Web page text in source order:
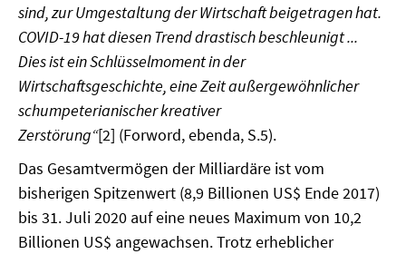
SOMMERSCHULE 2022
SOMMERSCHULE 2021
SOMMERSCHULE 2020
SOMMERSCHULE 2018
SOMMERSCHULE 2017
sind, zur Umgestaltung der Wirtschaft beigetragen hat.
COVID-19 hat diesen Trend drastisch beschleunigt ...
Dies ist ein Schlüsselmoment in der
Wirtschaftsgeschichte, eine Zeit außergewöhnlicher
schumpeterianischer kreativer
Zerstörung“[2] (Forword, ebenda, S.5).
Das Gesamtvermögen der Milliardäre ist vom
bisherigen Spitzenwert (8,9 Billionen US$ Ende 2017)
bis 31. Juli 2020 auf eine neues Maximum von 10,2
Billionen US$ angewachsen. Trotz erheblicher